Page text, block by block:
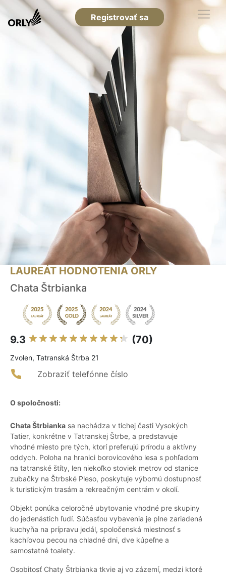
Registrovať sa
LAUREÁT HODNOTENIA ORLY
Chata Štrbianka
9.3 (70)
Zvolen, Tatranská Štrba 21
Zobraziť telefónne číslo
O spoločnosti:
Chata Štrbianka sa nachádza v tichej časti Vysokých
Tatier, konkrétne v Tatranskej Štrbe, a predstavuje
vhodné miesto pre tých, ktorí preferujú prírodu a aktívny
oddych. Poloha na hranici borovicového lesa s pohľadom
na tatranské štíty, len niekoľko stoviek metrov od stanice
zubačky na Štrbské Pleso, poskytuje výbornú dostupnosť
k turistickým trasám a rekreačným centrám v okolí.
Objekt ponúka celoročné ubytovanie vhodné pre skupiny
do jedenástich ľudí. Súčasťou vybavenia je plne zariadená
kuchyňa na prípravu jedál, spoločenská miestnosť s
kachľovou pecou na chladné dni, dve kúpeľne a
samostatné toalety.
Osobitosť Chaty Štrbianka tkvie aj vo zázemí, medzi ktoré